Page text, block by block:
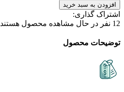
افزودن به سبد خرید
اشتراک گذاری:
12 نفر در حال مشاهده محصول هستند
توضیحات محصول